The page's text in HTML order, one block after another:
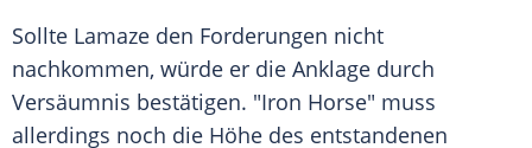
Sollte Lamaze den Forderungen nicht
nachkommen, würde er die Anklage durch
Versäumnis bestätigen. "Iron Horse" muss
allerdings noch die Höhe des entstandenen